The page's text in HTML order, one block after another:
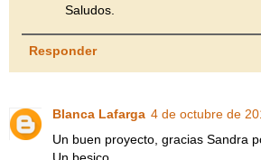
Saludos.
Responder
Blanca Lafarga 4 de octubre de
Un buen proyecto, gracias Sandra